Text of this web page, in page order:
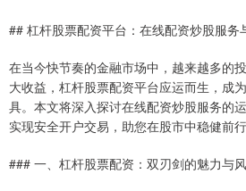
## 杠杆股票配资平台：在线配资炒股服务
在当今快节奏的金融市场中，越来越多的
大收益，杠杆股票配资平台应运而生，成
具。本文将深入探讨在线配资炒股服务的
实现安全开户交易，助您在股市中稳健前行
### 一、杠杆股票配资：双刃剑的魅力与